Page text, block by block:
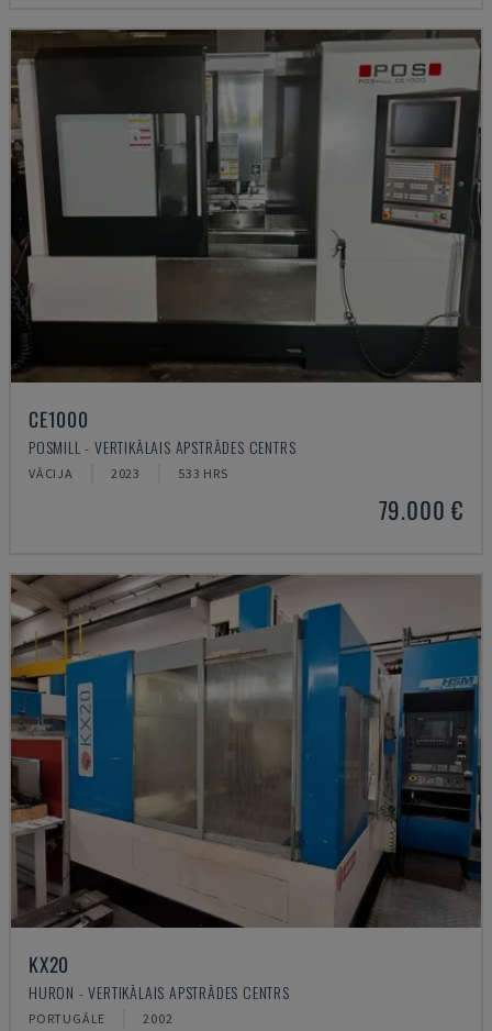
CE1000
POSMILL - VERTIKĀLAIS APSTRĀDES CENTRS
VĀCIJA 2023 533 HRS
79.000 €
KX20
HURON - VERTIKĀLAIS APSTRĀDES CENTRS
PORTUGĀLE 2002